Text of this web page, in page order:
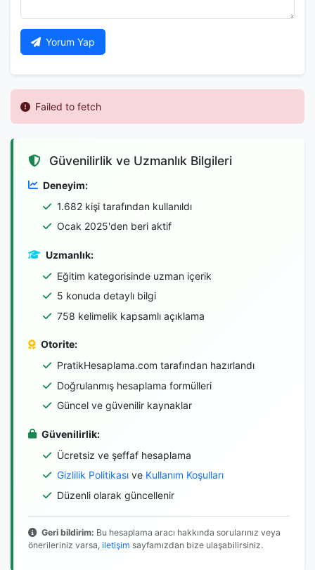
Yorum Yap
Failed to fetch
Güvenilirlik ve Uzmanlık Bilgileri
Deneyim:
1.682 kişi tarafından kullanıldı
Ocak 2025'den beri aktif
Uzmanlık:
Eğitim kategorisinde uzman içerik
5 konuda detaylı bilgi
758 kelimelik kapsamlı açıklama
Otorite:
PratikHesaplama.com tarafından hazırlandı
Doğrulanmış hesaplama formülleri
Güncel ve güvenilir kaynaklar
Güvenilirlik:
Ücretsiz ve şeffaf hesaplama
Gizlilik Politikasıve Kullanım Koşulları
Düzenli olarak güncellenir
Geri bildirim: Bu hesaplama aracı hakkında sorularınız veya
önerileriniz varsa, iletişim sayfamızdan bize ulaşabilirsiniz.